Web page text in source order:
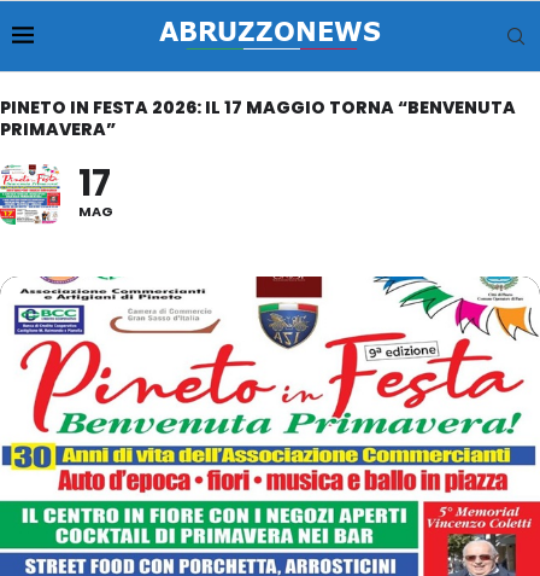
PINETO IN FESTA 2026: IL 17 MAGGIO TORNA “BENVENUTA
PRIMAVERA”
17
MAG